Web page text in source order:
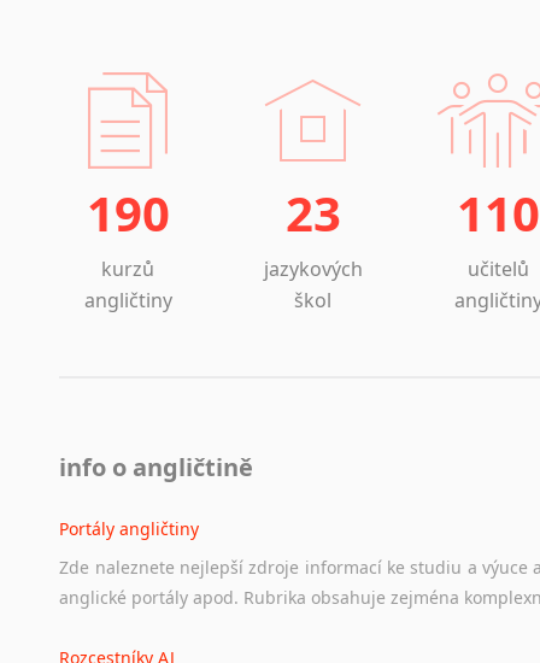
190
kurzů
angličtiny
23
jazykových
škol
110
učitelů
info o angličtině
Portály angličtiny
Zde naleznete nejlepší zdroje informací ke studiu a výuce
anglické portály apod. Rubrika obsahuje zejména
Rozcestníky AJ